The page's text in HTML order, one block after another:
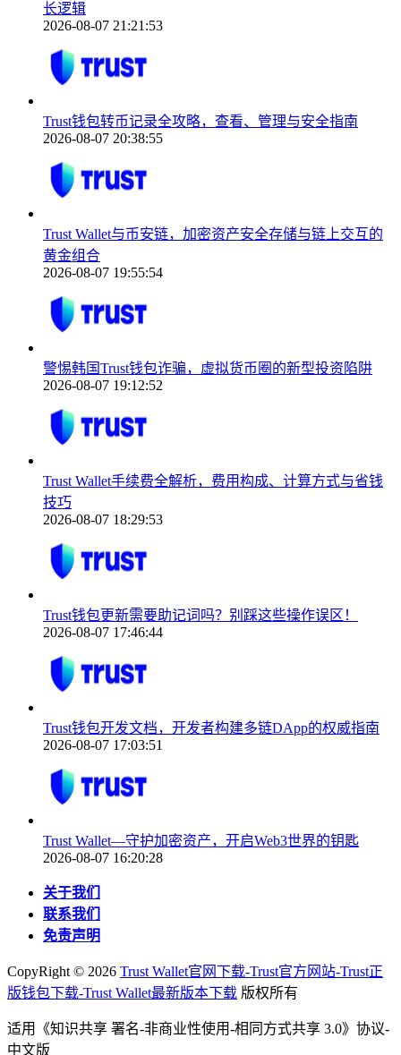
长逻辑
2026-08-07 21:21:53
Trust钱包转币记录全攻略，查看、管理与安全指南
2026-08-07 20:38:55
Trust Wallet与币安链，加密资产安全存储与链上交互的
黄金组合
2026-08-07 19:55:54
警惕韩国Trust钱包诈骗，虚拟货币圈的新型投资陷阱
2026-08-07 19:12:52
Trust Wallet手续费全解析，费用构成、计算方式与省钱
技巧
2026-08-07 18:29:53
Trust钱包更新需要助记词吗？别踩这些操作误区！
2026-08-07 17:46:44
Trust钱包开发文档，开发者构建多链DApp的权威指南
2026-08-07 17:03:51
Trust Wallet—守护加密资产，开启Web3世界的钥匙
2026-08-07 16:20:28
关于我们
联系我们
免责声明
CopyRight © 2026 Trust Wallet官网下载-Trust官方网站-Trust正
版钱包下载-Trust Wallet最新版本下载 版权所有
适用《知识共享 署名-非商业性使用-相同方式共享 3.0》协议-
中文版